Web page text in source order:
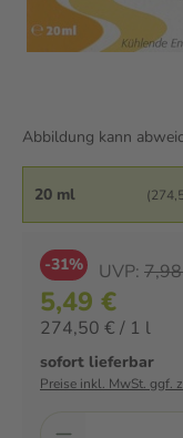
Abbildung kann
20 ml
-31% UVP:
5,49 €
274,50 € / 1 l
sofort lieferbar
Preise inkl. MwSt. ggf.